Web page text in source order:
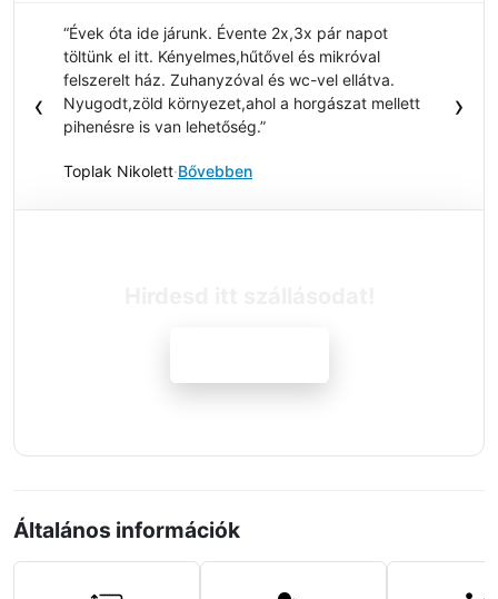
‹
“Évek óta ide járunk. Évente 2x,3x pár napot
töltünk el itt. Kényelmes,hűtővel és mikróval
felszerelt ház. Zuhanyzóval és wc-vel ellátva.
Nyugodt,zöld környezet,ahol a horgászat mellett
pihenésre is van lehetőség.”
Toplak Nikolett·Bővebben
›
Általános információk